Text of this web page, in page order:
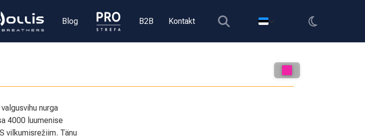
Blog B2B Kontakt
nurga
4000 luumenise
vilkumisrežiim. Tänu